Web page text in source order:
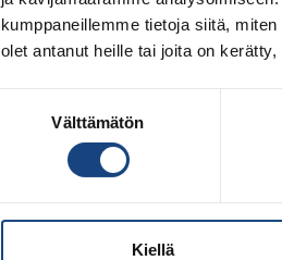
kumppaneillemme tietoja siitä,
olet antanut heille tai joita on
Välttämätön
Kiellä